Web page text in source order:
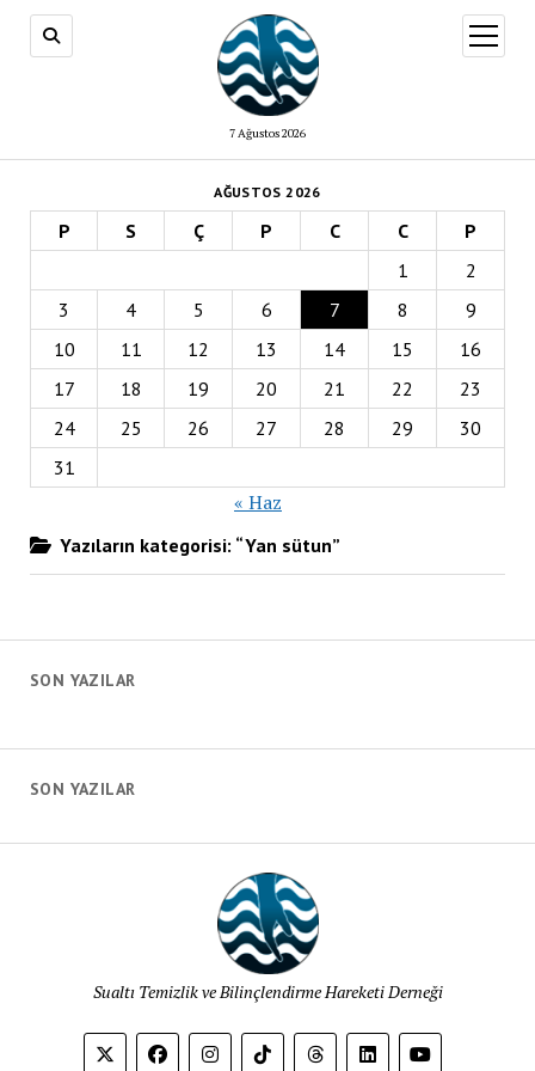
7 Ağustos 2026
aç
SON YAZILAR
AĞUSTOS 2026
P S Ç P C C
P
1
2
3
4 5 6 7 8
9
10
11 12 13 14 15
16
17
18 19 20 21 22
23
24
25 26 27 28 29
30
31
« Haz
Yazıların kategorisi: “Yan sütun”
SON YAZILAR
Sualtı Temizlik ve Bilinçlendirme Hareketi Derneği